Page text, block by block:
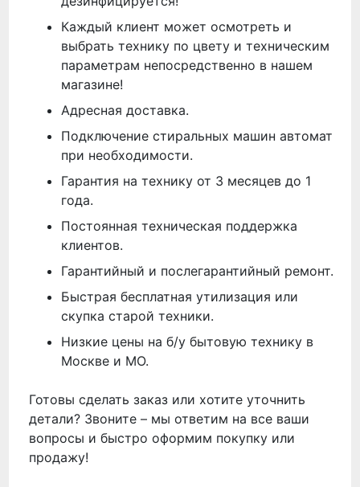
Каждый клиент может осмотреть и
выбрать технику по цвету и техническим
параметрам непосредственно в нашем
магазине!
Адресная доставка.
Подключение стиральных машин автомат
при необходимости.
Гарантия на технику от 3 месяцев до 1
года.
Постоянная техническая поддержка
клиентов.
Гарантийный и послегарантийный ремонт.
Быстрая бесплатная утилизация или
скупка старой техники.
Низкие цены на б/у бытовую технику в
Москве и МО.
Готовы сделать заказ или хотите уточнить
детали? Звоните – мы ответим на все ваши
вопросы и быстро оформим покупку или
продажу!